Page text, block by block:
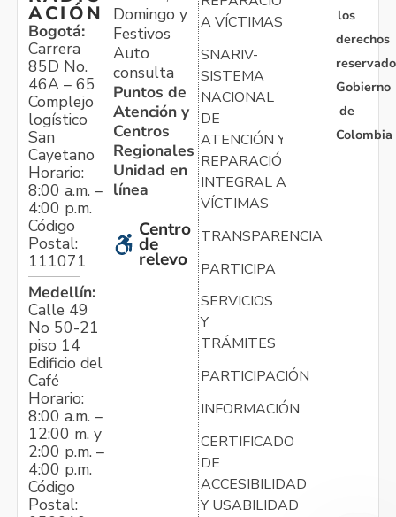
ACIÓN
Bogotá:
Carrera
85D No.
46A – 65
Complejo
logístico
San
Cayetano
Horario:
8:00 a.m. –
4:00 p.m.
Código
Postal:
111071
Medellín:
Calle 49
No 50-21
piso 14
Edificio del
Café
Horario:
8:00 a.m. –
12:00 m. y
2:00 p.m. –
4:00 p.m.
Código
Postal:
Domingo y
Festivos
Auto
consulta
Puntos de
Atención y
Centros
Regionales
Unidad en
línea
Centro
de
relevo
A VÍCTIMAS
SNARIV-
SISTEMA
NACIONAL
DE
ATENCIÓN Y
REPARACIÓN
INTEGRAL A
VÍCTIMAS
TRANSPARENCIA
PARTICIPA
SERVICIOS
Y
TRÁMITES
PARTICIPACIÓN
INFORMACIÓN
CERTIFICADO
DE
ACCESIBILIDAD
Y USABILIDAD
los
derechos
Gobierno
de
Colombia